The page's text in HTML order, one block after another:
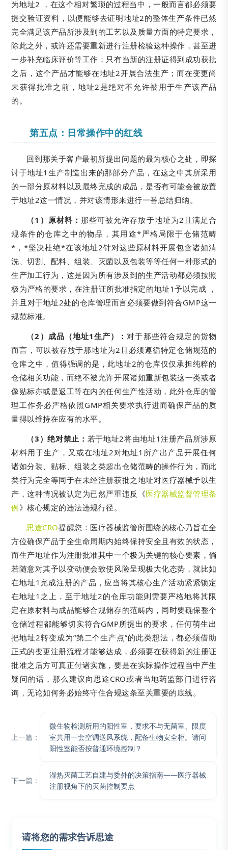
为地址2 ，在这个相对繁琐的过程当中，一般而言都必须要
提交验证资料，以便能够去证明地址2的整体生产条件已然
完全满足该产品所涉及到的工艺以及质量方面的特定要求，
除此之外，或许还需要重新进行注册检验这种操作，甚至进
一步补充临床评价等工作；只有当新的注册证得到成功获批
之后，这个产品才能够在地址2开展合法生产；而在变更尚
未获得批准之前，地址2是绝对不允许被用于生产该产品
的。
第五点：日常操作中的红线
回到那关于客户最初所提出问题的最为核心之处，即探
讨于地址1生产制造出来的那部分产品，在这之中其所采用
的一部分原材料以及最终完成的成品，是否有可能会被放置
于地址2这一情况，并对该情形来进行一番总结归纳。
（1）原材料： 那些可被允许存放于地址为2且满足合
规条件的仓库之中的物品，其用途*严格局限于仓储范畴
*，*坚决杜绝*在该地址2针对这些原材料开展包含诸如清
洗、切割、配料、组装、灭菌以及包装等等任何一种形式的
生产加工行为，这是因为所有涉及到的生产活动都必须按照
极为严格的要求，在注册证所批准指定的地址1予以完成 ，
并且对于地址2处的仓库管理而言必须要做到符合GMP这一
规范标准。
（2）成品（地址1生产）：对于那些符合规定的货物
而言，可以被存放于那地址为2且必须遵循特定仓储规范的
仓库之中，值得强调的是，此地址2的仓库仅仅承担纯粹的
仓储相关功能，而绝不被允许开展诸如重新包装这一类或者
像贴标亦或是返工等在内的任何生产性活动，此外仓库的管
理工作务必严格依照GMP相关要求执行进而确保产品的质
量得以维持在应有的水平。
（3）绝对禁止： 若于地址2将由地址1注册产品所涉原
材料用于生产，又或在地址2对地址1所产出产品开展任何
诸如分装、贴标、组装之类超出仓储范畴的操作行为，而此
类行为完全等同于在未经注册获批之地址对医疗器械予以生
产，这种情况被认定为已然严重违反《医疗器械监督管理条
例》核心规定的违法违规行径。
思途CRO提醒您：医疗器械监管所围绕的核心乃旨在全
方位确保产品于全生命周期内始终保持安全且有效的状态，
而生产地址作为注册批准其中一个极为关键的核心要素，倘
若随意对其予以变动便会致使风险呈现极大化态势，就比如
在地址1完成注册的产品，应当将其核心生产活动紧紧锁定
在地址1之上，至于地址2的仓库功能则需要严格地将其限
定在原材料与成品能够合规储存的范畴内，同时要确保整个
仓储过程都能够切实符合GMP所提出的要求，任何萌生出
把地址2转变成为“第二个生产点”的此类想法，都必须借助
正式的变更注册流程才能够达成，必须要在获得新的注册证
批准之后方可真正付诸实施，要是在实际操作过程当中产生
疑问的话，那么建议向思途CRO或者当地药监部门进行咨
询，无论如何务必始终守住合规这条至关重要的底线。
上一篇：
微生物检测所用的阳性室，要求不与无菌室、限度
室共用一套空调送风系统，配备生物安全柜。请问
阳性室能否按普通环境控制？
下一篇：
湿热灭菌工艺自建与委外的决策指南——医疗器械
注册视角下的灭菌控制要点
请将您的需求告诉思途